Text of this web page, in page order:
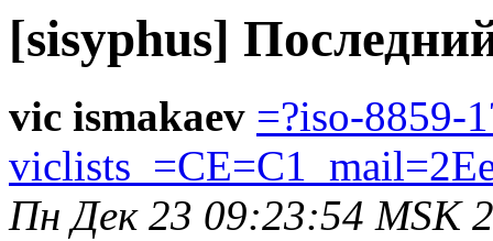
[sisyphus]
vic ismakaev =?iso-8859-
Пн Дек 23 09:23:54 MSK